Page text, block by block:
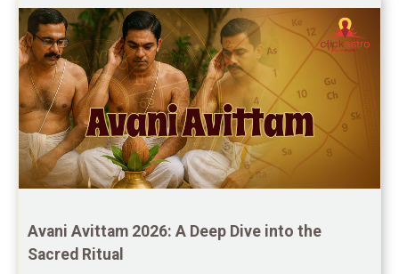
Free Career Horoscope Reviews
Stock Market Predictions Reviews
Free Wealth Horoscope Reviews
Free Marriage Horoscope Reviews
Free Star Horoscope Reviews
Baby Names Reviews
Avani Avittam 2026: A Deep Dive into the
Sacred Ritual